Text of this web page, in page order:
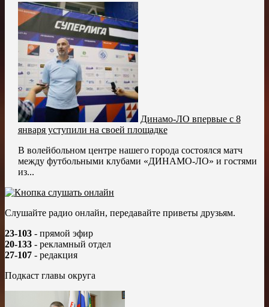
Динамо-ЛО впервые с 8
января уступили на своей площадке
В волейбольном центре нашего города состоялся матч
между футбольными клубами «ДИНАМО-ЛО» и гостями
из...
Слушайте радио онлайн, передавайте приветы друзьям.
23-103 - прямой эфир
20-133 - рекламный отдел
27-107 - редакция
Подкаст главы округа